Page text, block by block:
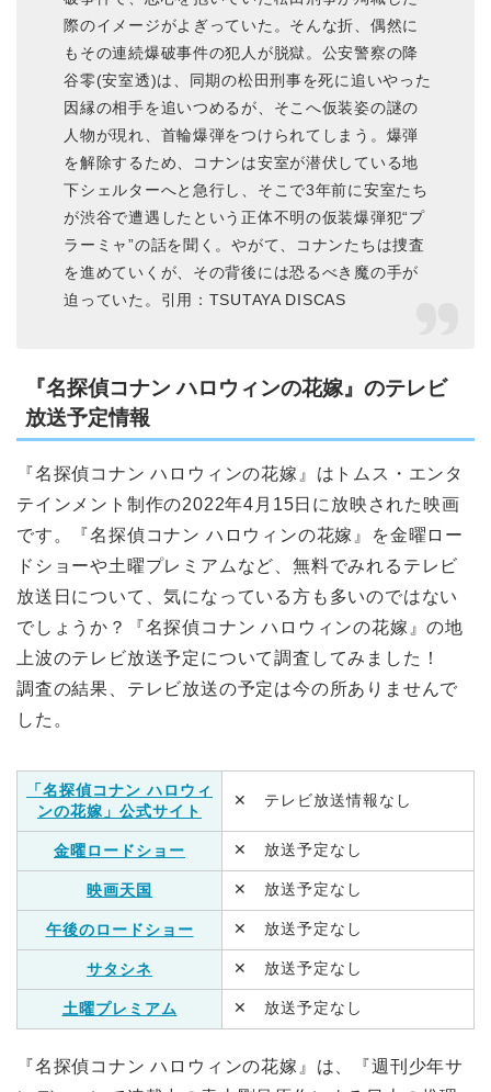
際のイメージがよぎっていた。そんな折、偶然に
もその連続爆破事件の犯人が脱獄。公安警察の降
谷零(安室透)は、同期の松田刑事を死に追いやった
因縁の相手を追いつめるが、そこへ仮装姿の謎の
人物が現れ、首輪爆弾をつけられてしまう。爆弾
を解除するため、コナンは安室が潜伏している地
下シェルターへと急行し、そこで3年前に安室たち
が渋谷で遭遇したという正体不明の仮装爆弾犯“プ
ラーミャ”の話を聞く。やがて、コナンたちは捜査
を進めていくが、その背後には恐るべき魔の手が
迫っていた。引用：TSUTAYA DISCAS
『名探偵コナン ハロウィンの花嫁』のテレビ
放送予定情報
『名探偵コナン ハロウィンの花嫁』はトムス・エンタ
テインメント制作の2022年4月15日に放映された映画
です。『名探偵コナン ハロウィンの花嫁』を金曜ロー
ドショーや土曜プレミアムなど、無料でみれるテレビ
放送日について、気になっている方も多いのではない
でしょうか？『名探偵コナン ハロウィンの花嫁』の地
上波のテレビ放送予定について調査してみました！
調査の結果、テレビ放送の予定は今の所ありませんで
した。
「名探偵コナン ハロウィ
ンの花嫁」公式サイト
✕ テレビ放送情報なし
金曜ロードショー ✕ 放送予定なし
映画天国 ✕ 放送予定なし
午後のロードショー ✕ 放送予定なし
サタシネ ✕ 放送予定なし
土曜プレミアム ✕ 放送予定なし
『名探偵コナン ハロウィンの花嫁』は、『週刊少年サ